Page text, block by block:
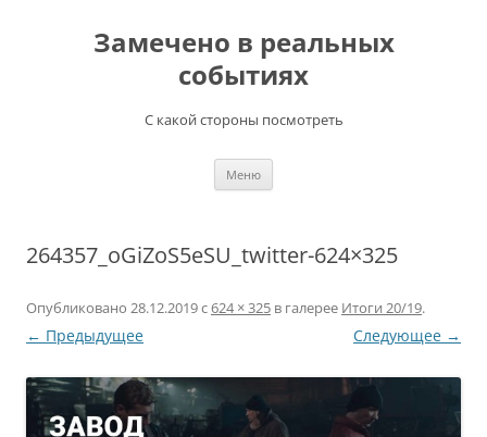
содержимомуЗамечено в реальных
событиях
С какой стороны посмотреть
Меню
264357_oGiZoS5eSU_twitter-624×325
Опубликовано 28.12.2019с624 × 325 в галерее Итоги 20/19.
← Предыдущее Следующее →